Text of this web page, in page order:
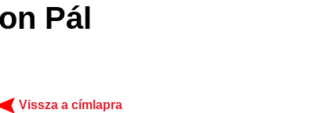
Pál
Vissza a címlapra